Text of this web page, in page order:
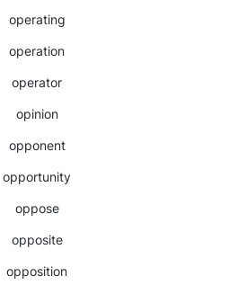
operating
operation
operator
opinion
opponent
opportunity
oppose
opposite
opposition